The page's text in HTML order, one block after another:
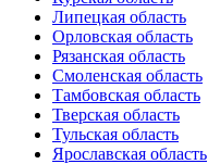
Липецкая область
Орловская область
Рязанская область
Смоленская область
Тамбовская область
Тверская область
Тульская область
Ярославская область